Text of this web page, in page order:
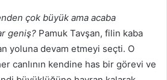
çok büyük ama acaba
geniş? Pamuk Tavşan, filin kaba
yoluna devam etmeyi seçti. O
canlının kendine has bir görevi ve